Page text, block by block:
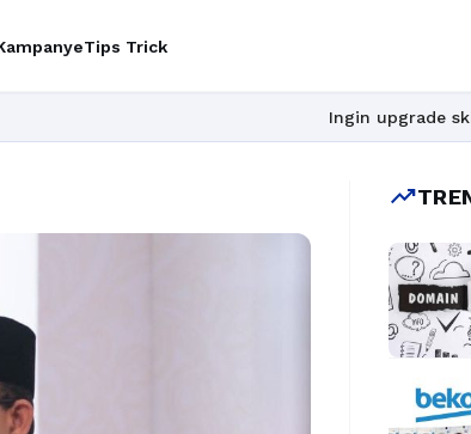
Tips Trick
Ingin upgrade skill tanpa
trending_up